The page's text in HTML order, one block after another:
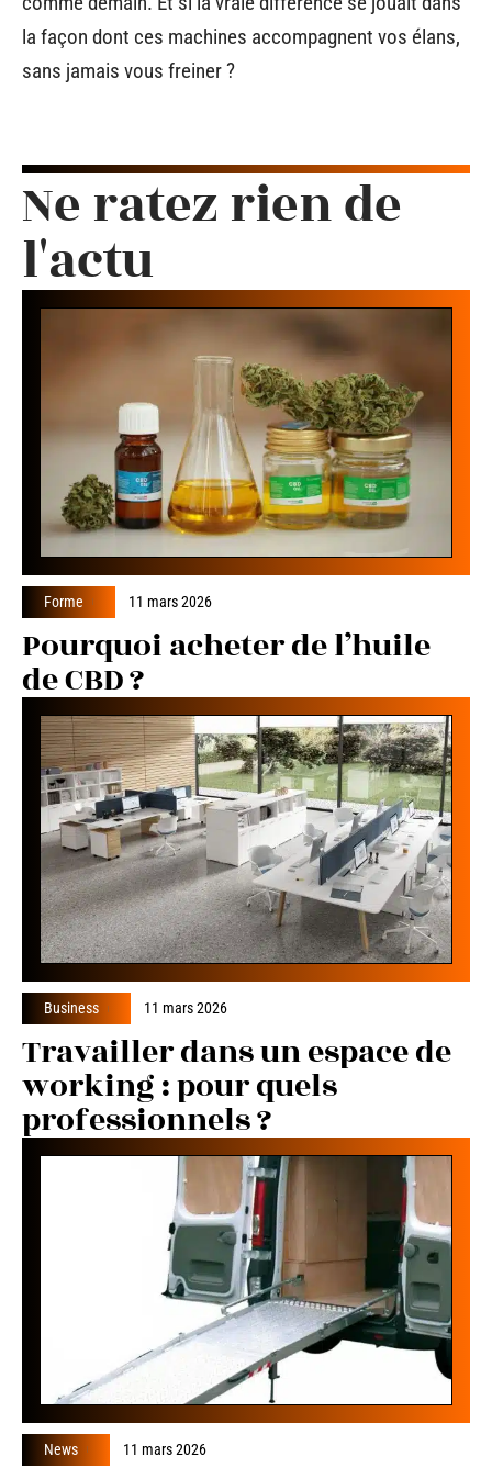
la façon dont ces machines accompagnent vos élans,
sans jamais vous freiner ?
Ne ratez rien de
l'actu
Forme 11 mars 2026
Pourquoi acheter de l’huile
de CBD ?
Business 11 mars 2026
Travailler dans un espace de
working : pour quels
professionnels ?
News 11 mars 2026